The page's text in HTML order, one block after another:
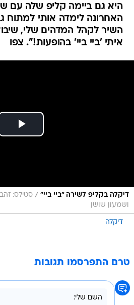
היא גם ביימה קליפ שלה עם
האחרונה לימדה אותי למתוח
השיר לקהל המדהים שלי,
איתי 'ביי ביי' בהופעות!". צפו
דיקלה בקליפ לשירה "ביי ביי" / סטילס:
ושמעון שושן
דיקלה
טרם התפרסמו תגובות